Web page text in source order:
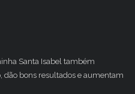
Santa Isabel também
dão bons resultados e aumentam